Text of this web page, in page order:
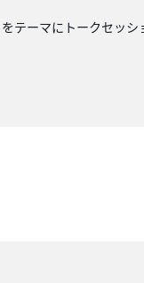
テーマにトークセッ